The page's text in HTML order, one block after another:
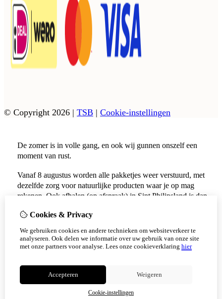
© Copyright 2026 | TSB | Cookie-instellingen
Cookies & Privacy
We gebruiken cookies en andere technieken om websiteverkeer te
analyseren. Ook delen we informatie over uw gebruik van onze site
met onze partners voor analyse. Lees onze cookieverklaring hier
Accepteren Weigeren
Cookie-instellingen
De zomer is in volle gang, en ook wij gunnen onszelf een
moment van rust.
Vanaf 8 augustus worden alle pakketjes weer verstuurd, met
dezelfde zorg voor natuurlijke producten waar je op mag
rekenen. Ook afhalen (op afspraak) in Sint Philipsland is dan
Vanaf 17 augustus zijn alle afhaalpunten (Tholen en
Scherpenisse) weer geopend.